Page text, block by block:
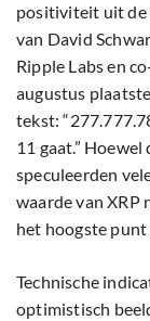
positiviteit uit de
van David
Ripple Labs en
augustus
tekst:
11 gaat.”
speculeerden
waarde van XRP
het hoogste
Technische
optimistisch